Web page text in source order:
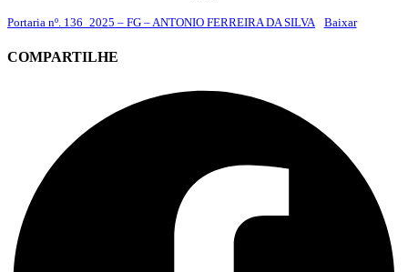
Portaria nº. 136_2025 – FG – ANTONIO FERREIRA DA SILVA Baixar
COMPARTILHE